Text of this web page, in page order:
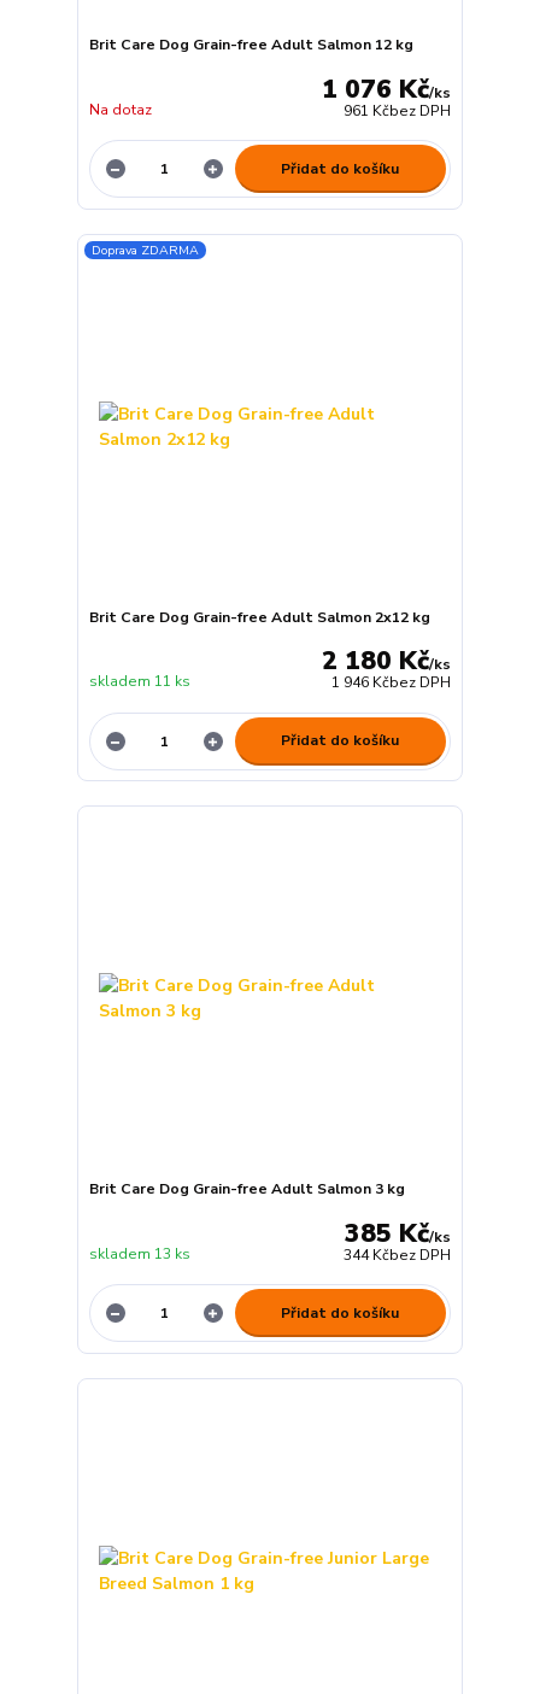
Brit Care Dog Grain-free Adult Salmon 12 kg
1 076 Kč/ks
961 Kčbez DPH
Na dotaz
Přidat do košíku
Doprava ZDARMA
Brit Care Dog Grain-free Adult Salmon 2x12 kg
2 180 Kč/ks
1 946 Kčbez DPH
skladem 11 ks
Přidat do košíku
Brit Care Dog Grain-free Adult Salmon 3 kg
385 Kč/ks
344 Kčbez DPH
skladem 13 ks
Přidat do košíku